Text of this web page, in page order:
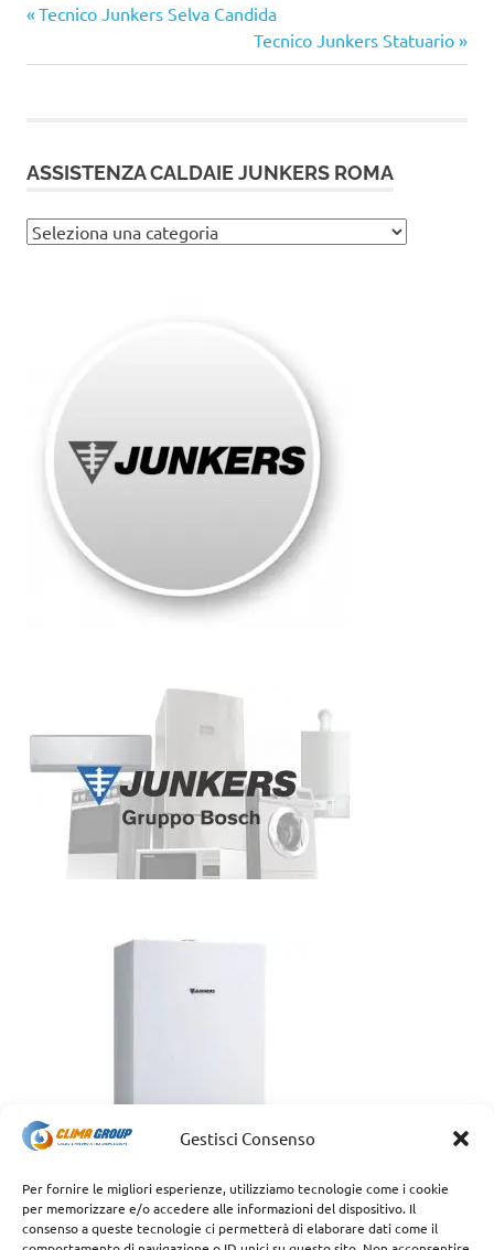
Gestisci Consenso
Per fornire le migliori esperienze, utilizziamo tecnologie come i cookie
per memorizzare e/o accedere alle informazioni del dispositivo. Il
consenso a queste tecnologie ci permetterà di elaborare dati come il
Navigazione
articoli
Articolo
Tecnico Junkers Selva Candida
Articolo
successivo:
Tecnico Junkers Statuario
ASSISTENZA CALDAIE JUNKERS ROMA
Assistenza